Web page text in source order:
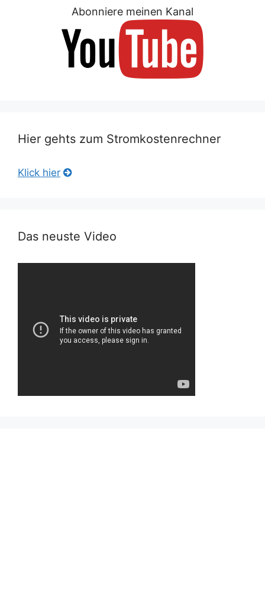
Abonniere meinen Kanal
Hier gehts zum Stromkostenrechner
Klick hier
Das neuste Video